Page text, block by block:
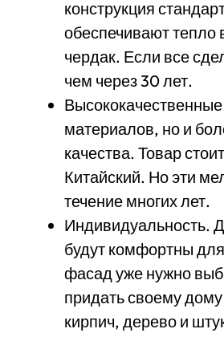
конструкция
обеспечивают
чердак. Если все
чем через 30 лет.
материалов, но и
качества. Товар
Китайский. Но эти
течение многих лет.
Индивидуальность.
будут комфортны
фасад уже нужно
придать своему
кирпич, дерево и